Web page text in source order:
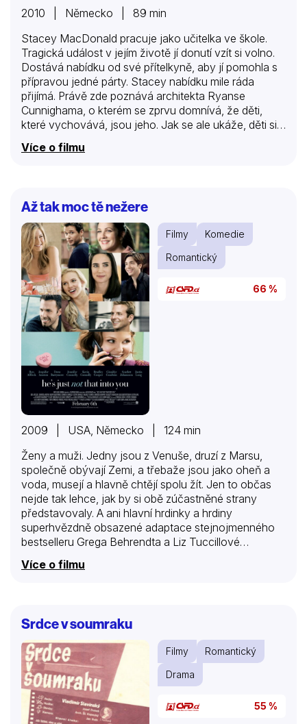
2010 | Německo | 89 min
Stacey MacDonald pracuje jako učitelka ve škole.
Tragická událost v jejím životě jí donutí vzít si volno.
Dostává nabídku od své přítelkyně, aby jí pomohla s
přípravou jedné párty. Stacey nabídku mile ráda
přijímá. Právě zde poznává architekta Ryanse
Cunnighama, o kterém se zprvu domnívá, že děti,
které vychovává, jsou jeho. Jak se ale ukáže, děti si k
sobě vzal nedávno, po smrti své sestry. Jakkoliv se
snaží, péči o děti nezvládá. Okamžitě najímá Stacey
Více o filmu
Až tak moc tě nežere
Filmy
Komedie
Romantický
66 %
2009 | USA, Německo | 124 min
Ženy a muži. Jedny jsou z Venuše, druzí z Marsu,
společně obývají Zemi, a třebaže jsou jako oheň a
voda, musejí a hlavně chtějí spolu žít. Jen to občas
nejde tak lehce, jak by si obě zúčastněné strany
představovaly. A ani hlavní hrdinky a hrdiny
superhvězdně obsazené adaptace stejnojmenného
bestselleru Grega Behrendta a Liz Tuccillové
Baltimoru, mezi nimiž můžeme vidět tváře Bena
osudové lásky. Místo ní ale přicházejí stále komičtější
a úsměvnější situace, které dokáže napsat jen sám
život. Ono i takové rande se totiž během několika
málo minut může stát absolutním peklem a…
Více o filmu
Srdce v soumraku
Filmy
Romantický
Drama
55 %